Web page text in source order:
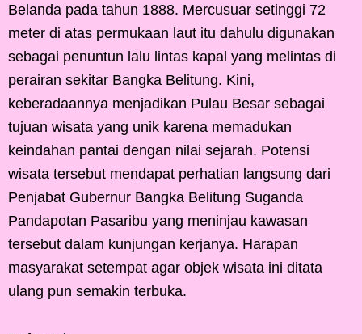
Belanda pada tahun 1888. Mercusuar setinggi 72
meter di atas permukaan laut itu dahulu digunakan
sebagai penuntun lalu lintas kapal yang melintas di
perairan sekitar Bangka Belitung. Kini,
keberadaannya menjadikan Pulau Besar sebagai
tujuan wisata yang unik karena memadukan
keindahan pantai dengan nilai sejarah. Potensi
wisata tersebut mendapat perhatian langsung dari
Penjabat Gubernur Bangka Belitung Suganda
Pandapotan Pasaribu yang meninjau kawasan
tersebut dalam kunjungan kerjanya. Harapan
masyarakat setempat agar objek wisata ini ditata
ulang pun semakin terbuka.